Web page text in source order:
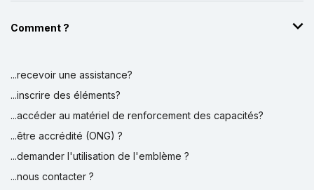
Comment ?
...recevoir une assistance?
...inscrire des éléments?
...accéder au matériel de renforcement des capacités?
...être accrédité (ONG) ?
...demander l'utilisation de l'emblème ?
...nous contacter ?